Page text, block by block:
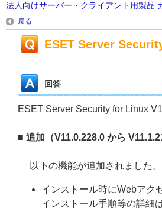
法人向けサーバー・クライアント用製品
戻る
ESET Server
回答
ESET Server Security for Linux
■ 追加（V11.0.228.0 から
以下の機能が追加されました。
インストール時にWebアク
インストール手順等の詳細は